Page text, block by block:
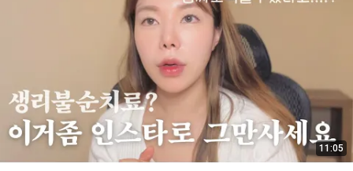
11:05